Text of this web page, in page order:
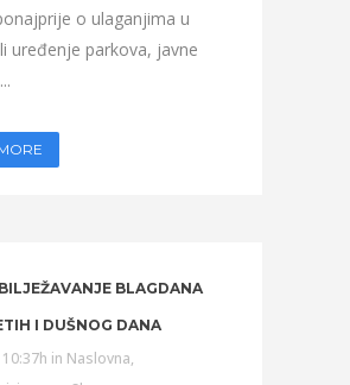
o ulaganjima u
uređenje parkova, javne
BLAGDANA
I DUŠNOG DANA
in Naslovna,